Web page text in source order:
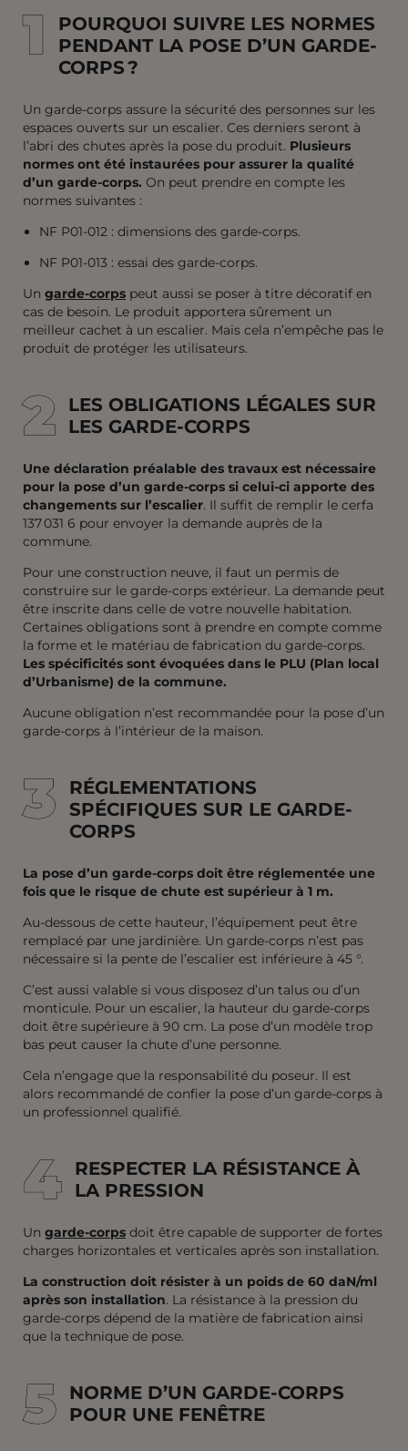
1
1
POURQUOI SUIVRE LES NORMES
PENDANT LA POSE D’UN GARDE-
CORPS ?
Un garde-corps assure la sécurité des personnes sur les
espaces ouverts sur un escalier. Ces derniers seront à
l’abri des chutes après la pose du produit. Plusieurs
normes ont été instaurées pour assurer la qualité
d’un garde-corps. On peut prendre en compte les
normes suivantes :
NF P01-012 : dimensions des garde-corps.
NF P01-013 : essai des garde-corps.
Un garde-corps peut aussi se poser à titre décoratif en
cas de besoin. Le produit apportera sûrement un
meilleur cachet à un escalier. Mais cela n’empêche pas le
produit de protéger les utilisateurs.
2
2
LES OBLIGATIONS LÉGALES SUR
LES GARDE-CORPS
Une déclaration préalable des travaux est nécessaire
pour la pose d’un garde-corps si celui-ci apporte des
changements sur l’escalier. Il suffit de remplir le cerfa
137 031 6 pour envoyer la demande auprès de la
commune.
Pour une construction neuve, il faut un permis de
construire sur le garde-corps extérieur. La demande peut
être inscrite dans celle de votre nouvelle habitation.
Certaines obligations sont à prendre en compte comme
la forme et le matériau de fabrication du garde-corps.
Les spécificités sont évoquées dans le PLU (Plan local
d’Urbanisme) de la commune.
Aucune obligation n’est recommandée pour la pose d’un
garde-corps à l’intérieur de la maison.
3
3
RÉGLEMENTATIONS
SPÉCIFIQUES SUR LE GARDE-
CORPS
La pose d’un garde-corps doit être réglementée une
fois que le risque de chute est supérieur à 1 m.
Au-dessous de cette hauteur, l’équipement peut être
remplacé par une jardinière. Un garde-corps n’est pas
nécessaire si la pente de l’escalier est inférieure à 45 °.
C’est aussi valable si vous disposez d’un talus ou d’un
monticule. Pour un escalier, la hauteur du garde-corps
doit être supérieure à 90 cm. La pose d’un modèle trop
bas peut causer la chute d’une personne.
Cela n’engage que la responsabilité du poseur. Il est
alors recommandé de confier la pose d’un garde-corps à
un professionnel qualifié.
4
4
RESPECTER LA RÉSISTANCE À
LA PRESSION
Un garde-corps doit être capable de supporter de fortes
charges horizontales et verticales après son installation.
La construction doit résister à un poids de 60 daN/ml
après son installation. La résistance à la pression du
garde-corps dépend de la matière de fabrication ainsi
que la technique de pose.
5
5
NORME D’UN GARDE-CORPS
POUR UNE FENÊTRE